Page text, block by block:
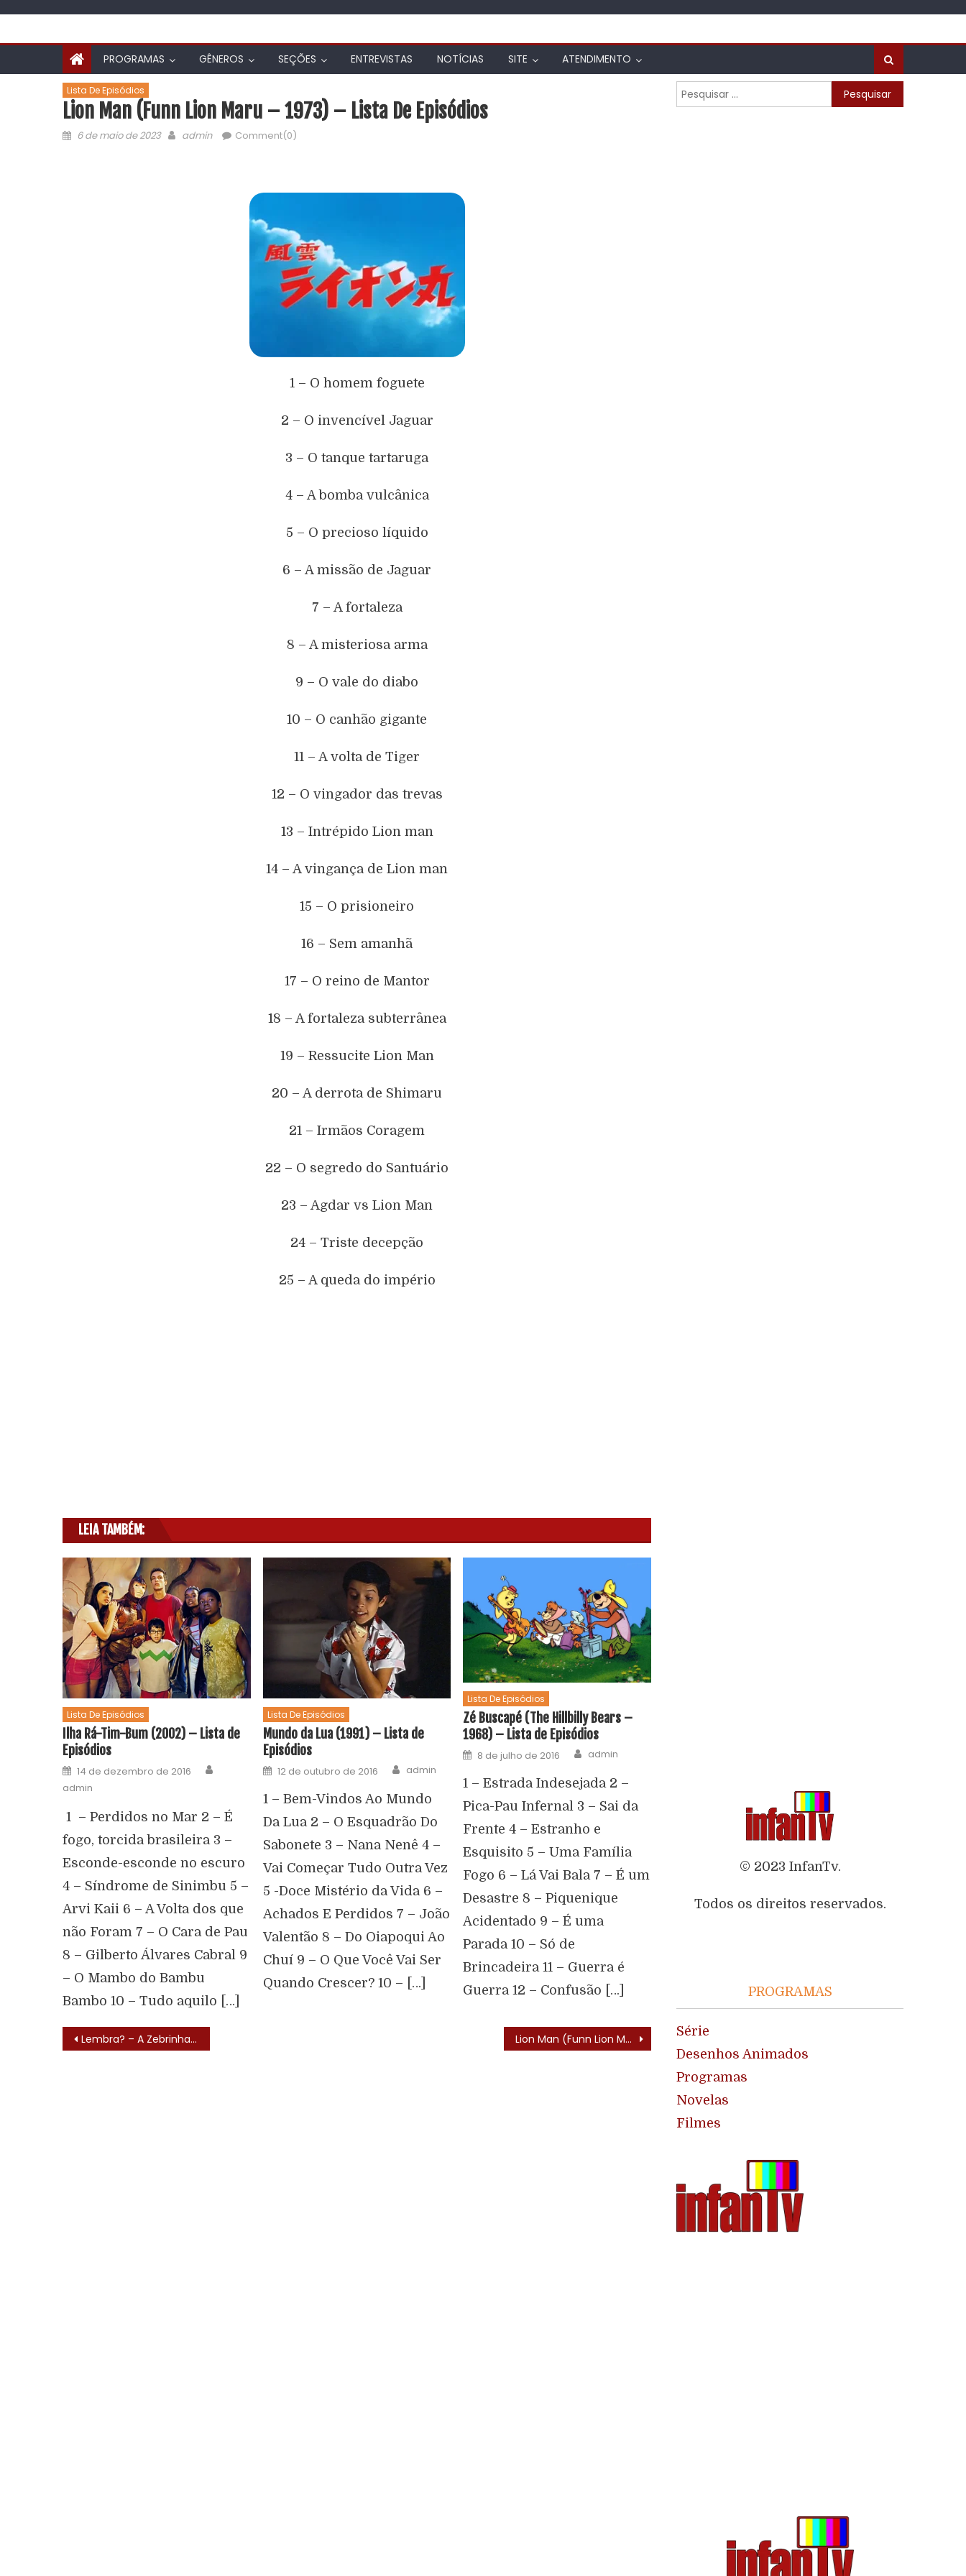
PROGRAMAS GÊNEROS SEÇÕES ENTREVISTAS NOTÍCIAS SITE ATENDIMENTO
Lista De Episódios
Lion Man (Funn Lion Maru – 1973) – Lista De Episódios
6 de maio de 2023 admin Comment(0)
1 – O homem foguete
2 – O invencível Jaguar
3 – O tanque tartaruga
4 – A bomba vulcânica
5 – O precioso líquido
6 – A missão de Jaguar
7 – A fortaleza
8 – A misteriosa arma
9 – O vale do diabo
10 – O canhão gigante
11 – A volta de Tiger
12 – O vingador das trevas
13 – Intrépido Lion man
14 – A vingança de Lion man
15 – O prisioneiro
16 – Sem amanhã
17 – O reino de Mantor
18 – A fortaleza subterrânea
19 – Ressucite Lion Man
20 – A derrota de Shimaru
21 – Irmãos Coragem
22 – O segredo do Santuário
23 – Agdar vs Lion Man
24 – Triste decepção
25 – A queda do império
LEIA TAMBÉM:
Lista De Episódios
Ilha Rá-Tim-Bum (2002) – Lista de
Episódios
14 de dezembro de 2016
admin
1 – Perdidos no Mar 2 – É
fogo, torcida brasileira 3 –
Esconde-esconde no escuro
4 – Síndrome de Sinimbu 5 –
Arvi Kaii 6 – A Volta dos que
não Foram 7 – O Cara de Pau
8 – Gilberto Álvares Cabral 9
– O Mambo do Bambu
Bambo 10 – Tudo aquilo […]
Lista De Episódios
Mundo da Lua (1991) – Lista de
Episódios
12 de outubro de 2016 admin
1 – Bem-Vindos Ao Mundo
Da Lua 2 – O Esquadrão Do
Sabonete 3 – Nana Nenê 4 –
Vai Começar Tudo Outra Vez
5 -Doce Mistério da Vida 6 –
Achados E Perdidos 7 – João
Valentão 8 – Do Oiapoqui Ao
Chuí 9 – O Que Você Vai Ser
Quando Crescer? 10 – […]
Lista De Episódios
Zé Buscapé (The Hillbilly Bears –
1968) – Lista de Episódios
8 de julho de 2016 admin
1 – Estrada Indesejada 2 –
Pica-Pau Infernal 3 – Sai da
Frente 4 – Estranho e
Esquisito 5 – Uma Família
Fogo 6 – Lá Vai Bala 7 – É um
Desastre 8 – Piquenique
Acidentado 9 – É uma
Parada 10 – Só de
Brincadeira 11 – Guerra é
Guerra 12 – Confusão […]
Lembra? – A Zebrinha do Fantástico Lion Man (Funn Lion Maru – 1973) – Letra do Tema de Abertura
© 2023 InfanTv.
Todos os direitos reservados.
PROGRAMAS
Série
Desenhos Animados
Programas
Novelas
Filmes